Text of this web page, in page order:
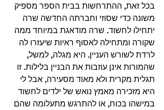
בכל זאת, ההתרחשות בבית הספר מספיק
משונה כדי שסוזי וחברתה החדשה שרה
יתחילו לחשוד. שרה מודאגת במיוחד ממה
שקורה ומתחילה לאסוף ראיות שיעזרו לה
לרדת לשורש העניין. היא מגלה, למשל,
שהמורות אינן עוזבות את הבניין בלילות. זו
תגלית מקרית ולא מאוד מסעירה, אבל לי
היא מזכירה מאמץ נואש של ילדים לחשוד
במישהו בכוח, או להתרגש מתעלומה שהם